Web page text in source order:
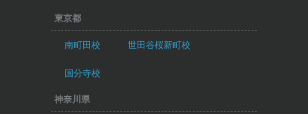
東京都
南町田校 世田谷桜新町校
国分寺校
神奈川県